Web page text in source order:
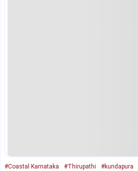
#Coastal Karnataka #Thirupathi #kundapura